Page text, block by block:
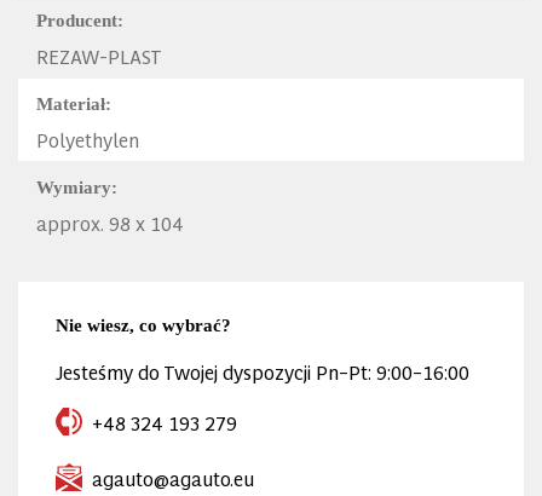
Producent:
REZAW-PLAST
Materiał:
Polyethylen
Wymiary:
approx. 98 x 104
Nie wiesz, co wybrać?
Jesteśmy do Twojej dyspozycji Pn–Pt: 9:00–16:00
+48 324 193 279
agauto@agauto.eu